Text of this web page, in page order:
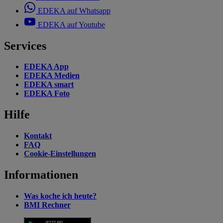
EDEKA auf Whatsapp
EDEKA auf Youtube
Services
EDEKA App
EDEKA Medien
EDEKA smart
EDEKA Foto
Hilfe
Kontakt
FAQ
Cookie-Einstellungen
Informationen
Was koche ich heute?
BMI Rechner